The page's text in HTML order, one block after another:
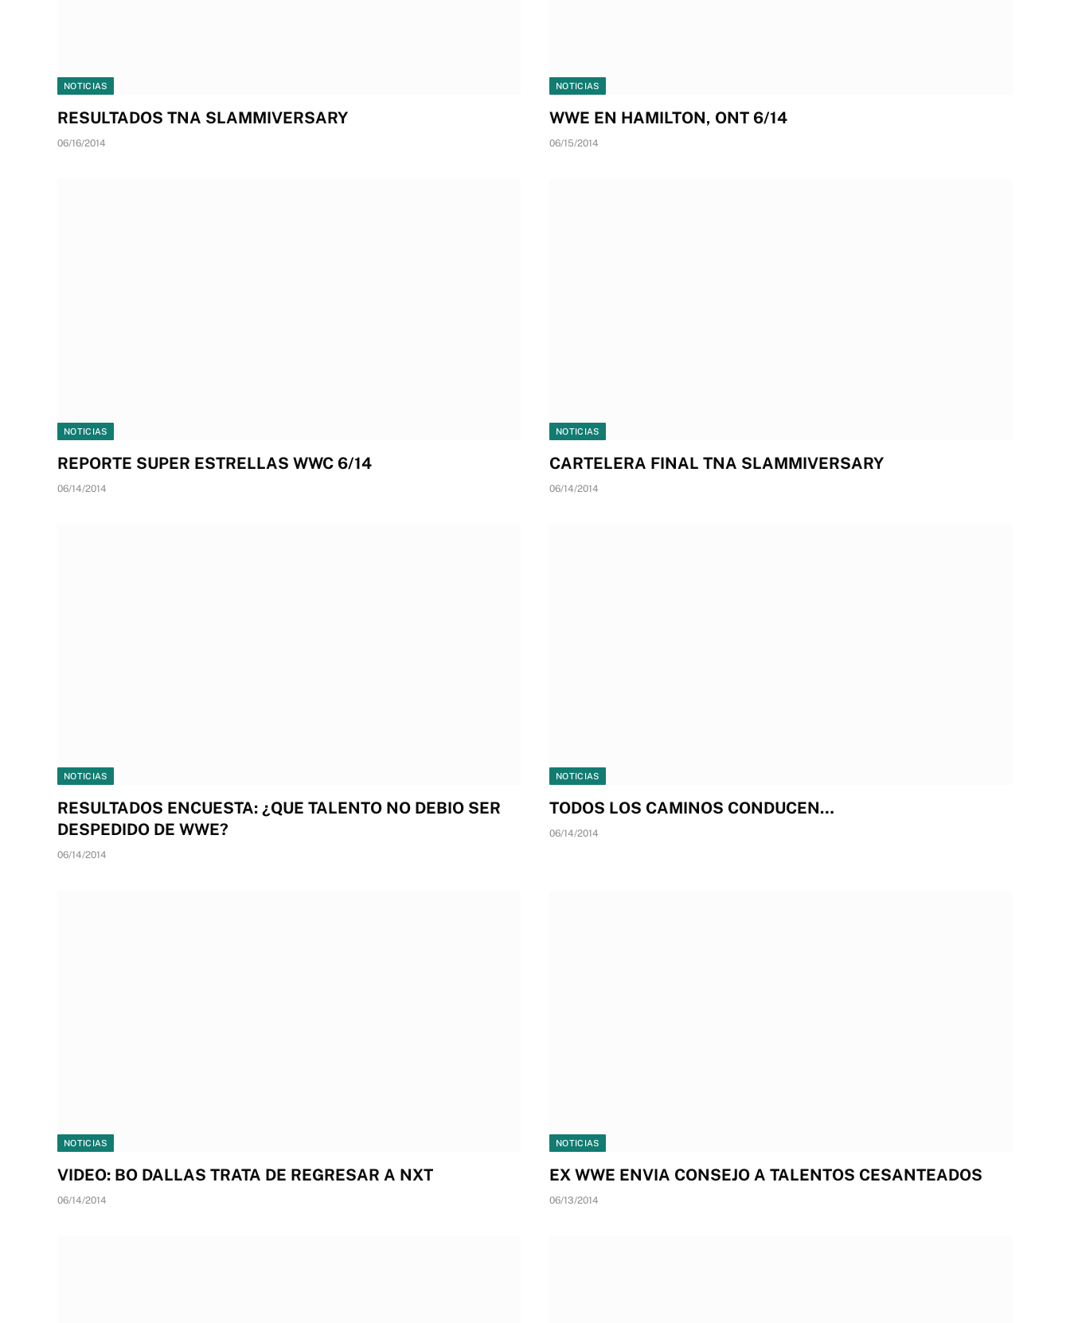
NOTICIAS
RESULTADOS TNA SLAMMIVERSARY
06/16/2014
NOTICIAS
WWE EN HAMILTON, ONT 6/14
06/15/2014
NOTICIAS
REPORTE SUPER ESTRELLAS WWC 6/14
06/14/2014
NOTICIAS
CARTELERA FINAL TNA SLAMMIVERSARY
06/14/2014
NOTICIAS
RESULTADOS ENCUESTA: ¿QUE TALENTO NO DEBIO SER
DESPEDIDO DE WWE?
06/14/2014
NOTICIAS
TODOS LOS CAMINOS CONDUCEN…
06/14/2014
NOTICIAS
VIDEO: BO DALLAS TRATA DE REGRESAR A NXT
06/14/2014
NOTICIAS
EX WWE ENVIA CONSEJO A TALENTOS CESANTEADOS
06/13/2014